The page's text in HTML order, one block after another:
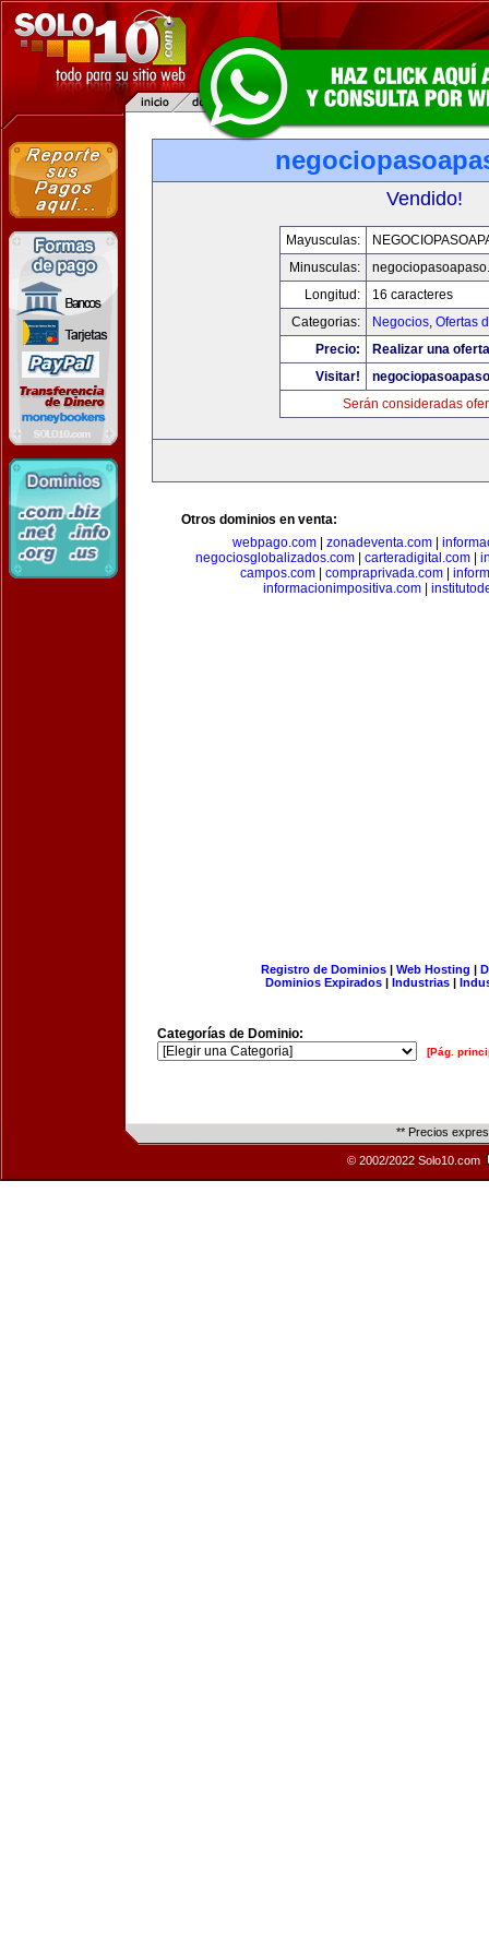
Vendido!
Mayusculas:
Minusculas:
Longitud:
16 caracteres
Categorias:
Negocios, Ofertas
Precio:
Realizar una
Visitar!
Serán consideradas
Otros dominios en venta:
webpago.com
zonadeventa.com
negociosglobalizados.com
carteradigital.com
campos.com
compraprivada.com
informacionimpositiva.com
Registro de Dominios| Web Hosting |
Dominios Expirados | Industrias |
Categorías de Dominio:
[Pág.
** Precios
© 2002/2022 Solo10.com